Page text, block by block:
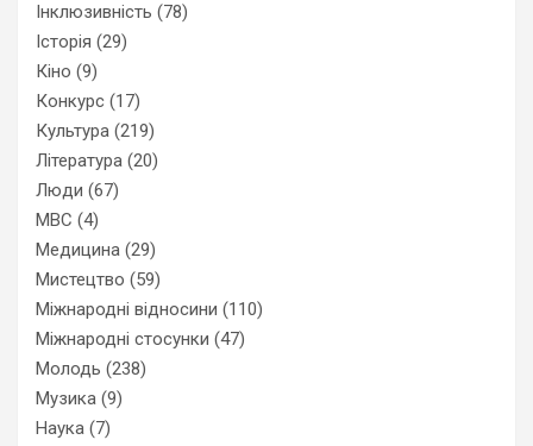
Інклюзивність (78)
Історія (29)
Кіно (9)
Конкурс (17)
Культура (219)
Література (20)
Люди (67)
МВС (4)
Медицина (29)
Мистецтво (59)
Міжнародні відносини (110)
Міжнародні стосунки (47)
Молодь (238)
Музика (9)
Наука (7)